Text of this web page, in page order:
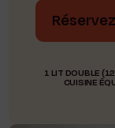
1 LIT DOUBLE
CUISINE